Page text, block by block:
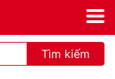
Tìm kiếm